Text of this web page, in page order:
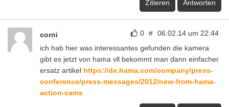
Zitieren Antworten
0 # 06.02.14 um 22:44
corni
ich hab hier was interessantes gefunden die kamera
gibt es jetzt von hama vll bekommt man dann einfacher
ersatz artikel https://de.hama.com/company/press-
conference/press-messages/2012/new-from-hama-
action-cams